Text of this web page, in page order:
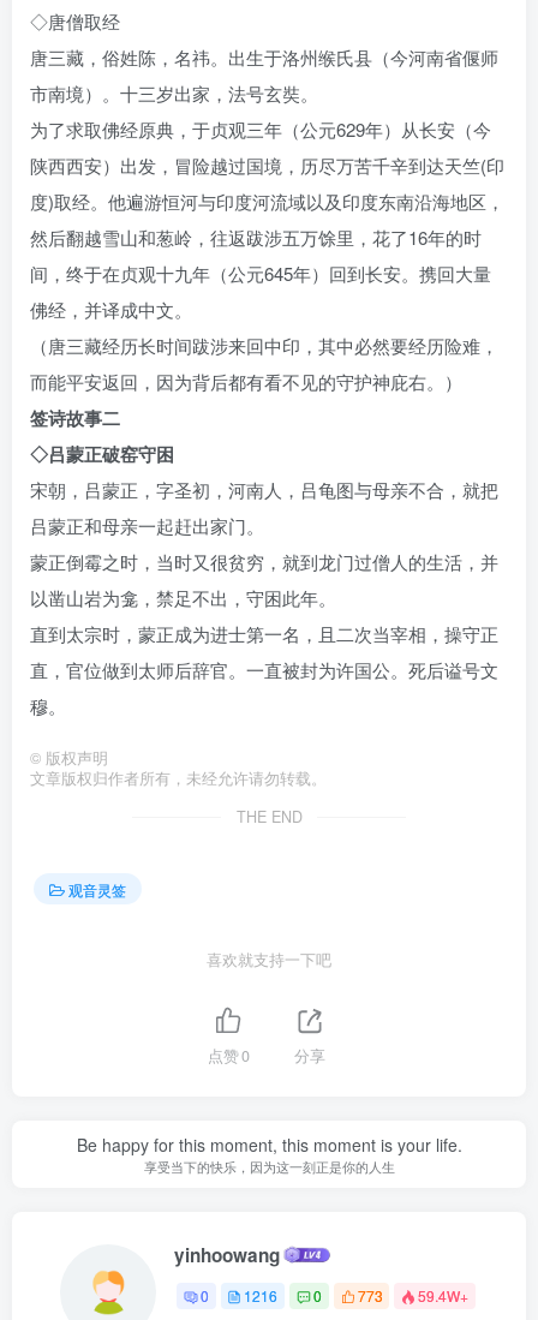
◇唐僧取经
唐三藏，俗姓陈，名祎。出生于洛州缑氏县（今河南省偃师
市南境）。十三岁出家，法号玄奘。
为了求取佛经原典，于贞观三年（公元629年）从长安（今
陕西西安）出发，冒险越过国境，历尽万苦千辛到达天竺(印
度)取经。他遍游恒河与印度河流域以及印度东南沿海地区，
然后翻越雪山和葱岭，往返跋涉五万馀里，花了16年的时
间，终于在贞观十九年（公元645年）回到长安。携回大量
佛经，并译成中文。
（唐三藏经历长时间跋涉来回中印，其中必然要经历险难，
而能平安返回，因为背后都有看不见的守护神庇右。）
签诗故事二
◇吕蒙正破窑守困
宋朝，吕蒙正，字圣初，河南人，吕龟图与母亲不合，就把
吕蒙正和母亲一起赶出家门。
蒙正倒霉之时，当时又很贫穷，就到龙门过僧人的生活，并
以凿山岩为龛，禁足不出，守困此年。
直到太宗时，蒙正成为进士第一名，且二次当宰相，操守正
直，官位做到太师后辞官。一直被封为许国公。死后谥号文
穆。
© 版权声明
文章版权归作者所有，未经允许请勿转载。
THE END
观音灵签
喜欢就支持一下吧
点赞0 分享
Be happy for this moment, this moment is your life.
享受当下的快乐，因为这一刻正是你的人生
yinhoowang
0 1216 0 773 59.4W+